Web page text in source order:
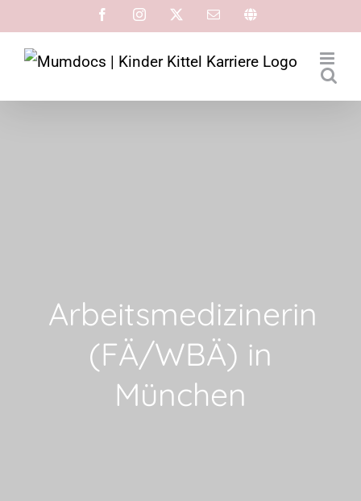
Arbeitsmedizinerin
(FÄ/WBÄ) in
München